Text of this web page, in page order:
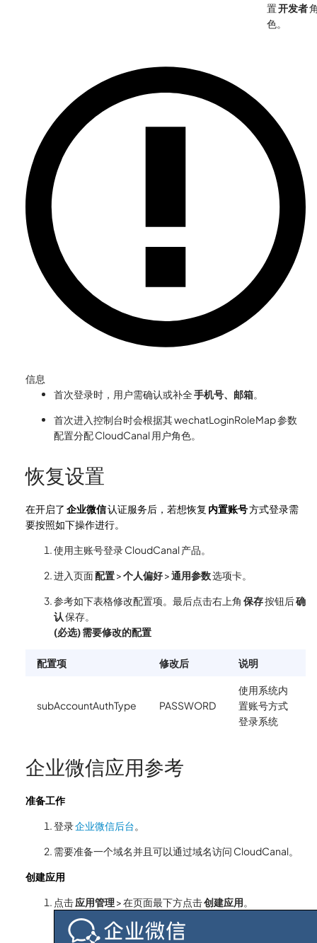
置开发者
色。
信息
首次登录时，用户需确认或补全手机号、邮箱
首次进入控制台时会根据其 wechatLoginRoleMap 参数
配置分配 CloudCanal 用户角色。
恢复设置
在开启了 企业微信认证服务后，若想恢复 内置账号方式登录需
要按照如下操作进行。
使用主账号登录 CloudCanal 产品。
进入页面配置>个人偏好>通用参数选项卡。
参考如下表格修改配置项。最后点击右上角 保存按钮后确
认 保存。
(必选) 需要修改的配置
配置项 修改后 说明
subAccountAuthType PASSWORD
使用系统内
置账号方式
登录系统
企业微信应用参考
准备工作
登录企业微信后台
需要准备一个域名并且可以通过域名访问 CloudCanal。
创建应用
点击应用管理> 在页面最下方点击创建应用